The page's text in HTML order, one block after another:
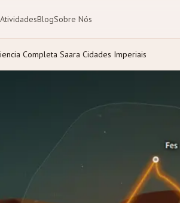
AtividadesBlogSobre Nós
Completa Saara Cidades Imperiais